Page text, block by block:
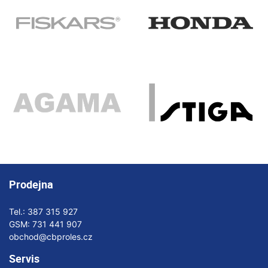
Prodejna
Tel.: 387 315 927
GSM: 731 441 907
obchod@cbproles.cz
Servis